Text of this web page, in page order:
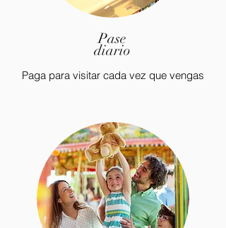
Pase
diario
Paga para visitar cada vez que vengas